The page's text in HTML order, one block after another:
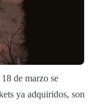
de marzo se
ya adquiridos, son